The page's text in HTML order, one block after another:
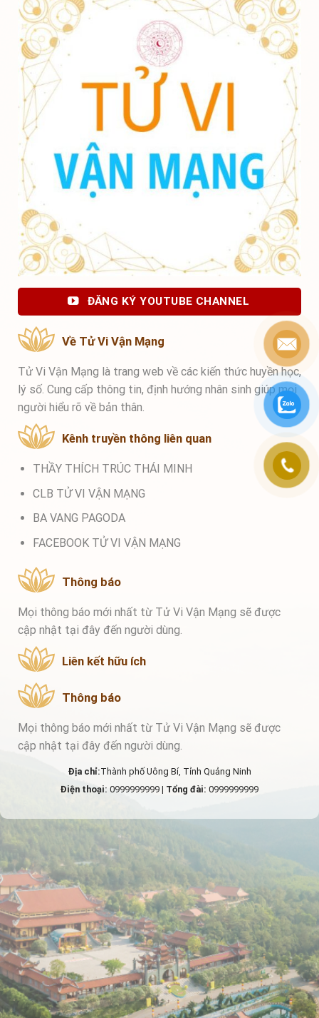
ĐĂNG KÝ YOUTUBE CHANNEL
Về Tử Vi Vận Mạng
Tử Vi Vận Mạng là trang web về các kiến thức huyền học,
lý số. Cung cấp thông tin, định hướng nhân sinh giúp mọi
người hiểu rõ về bản thân.
Kênh truyền thông liên quan
THẦY THÍCH TRÚC THÁI MINH
CLB TỬ VI VẬN MẠNG
BA VANG PAGODA
FACEBOOK TỬ VI VẬN MẠNG
Thông báo
Mọi thông báo mới nhất từ Tử Vi Vận Mạng sẽ được
cập nhật tại đây đến người dùng.
Liên kết hữu ích
Thông báo
Mọi thông báo mới nhất từ Tử Vi Vận Mạng sẽ được
cập nhật tại đây đến người dùng.
Địa chỉ:Thành phố Uông Bí, Tỉnh Quảng Ninh
Điện thoại: 0999999999 | Tổng đài: 0999999999